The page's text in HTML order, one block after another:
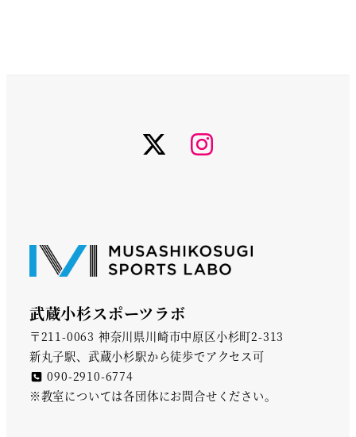
twiterinstagram
武蔵小杉スポーツラボ
〒211-0063 神奈川県川崎市中原区小杉町2-313
新丸子駅、武蔵小杉駅から徒歩でアクセス可
090-2910-6774
※教室については各団体にお問合せください。